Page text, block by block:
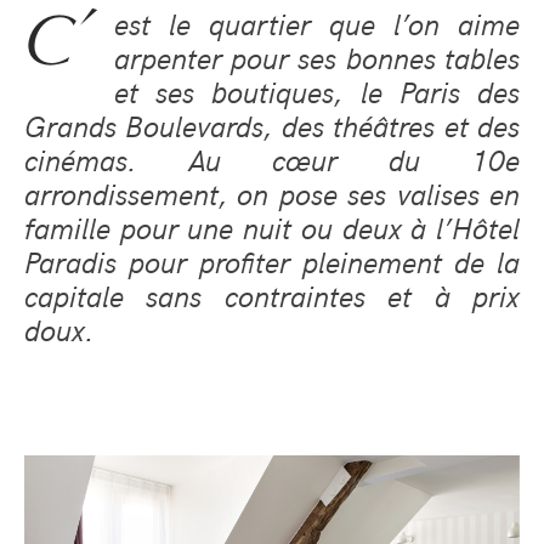
C’ est le quartier que l’on aime
arpenter pour ses bonnes tables
et ses boutiques, le Paris des
Grands Boulevards, des théâtres et des
cinémas. Au cœur du 10e
arrondissement, on pose ses valises en
famille pour une nuit ou deux à l’Hôtel
Paradis pour profiter pleinement de la
capitale sans contraintes et à prix
doux.